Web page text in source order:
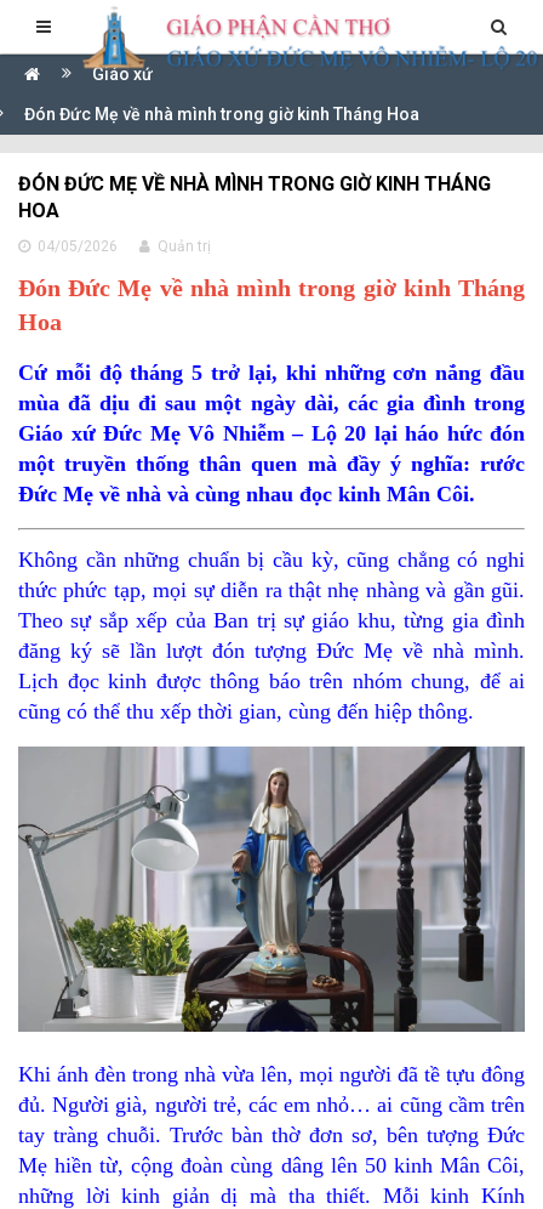
Giáo xứ
Đón Đức Mẹ về nhà mình trong giờ kinh Tháng Hoa
ĐÓN ĐỨC MẸ VỀ NHÀ MÌNH TRONG GIỜ KINH THÁNG
HOA
04/05/2026 Quản trị
Đón Đức Mẹ về nhà mình trong giờ kinh Tháng
Hoa
Cứ mỗi độ tháng 5 trở lại, khi những cơn nắng đầu
mùa đã dịu đi sau một ngày dài, các gia đình trong
Giáo xứ Đức Mẹ Vô Nhiễm – Lộ 20 lại háo hức đón
một truyền thống thân quen mà đầy ý nghĩa: rước
Đức Mẹ về nhà và cùng nhau đọc kinh Mân Côi.
Không cần những chuẩn bị cầu kỳ, cũng chẳng có nghi
thức phức tạp, mọi sự diễn ra thật nhẹ nhàng và gần gũi.
Theo sự sắp xếp của Ban trị sự giáo khu, từng gia đình
đăng ký sẽ lần lượt đón tượng Đức Mẹ về nhà mình.
Lịch đọc kinh được thông báo trên nhóm chung, để ai
cũng có thể thu xếp thời gian, cùng đến hiệp thông.
Khi ánh đèn trong nhà vừa lên, mọi người đã tề tựu đông
đủ. Người già, người trẻ, các em nhỏ… ai cũng cầm trên
tay tràng chuỗi. Trước bàn thờ đơn sơ, bên tượng Đức
Mẹ hiền từ, cộng đoàn cùng dâng lên 50 kinh Mân Côi,
những lời kinh giản dị mà tha thiết. Mỗi kinh Kính